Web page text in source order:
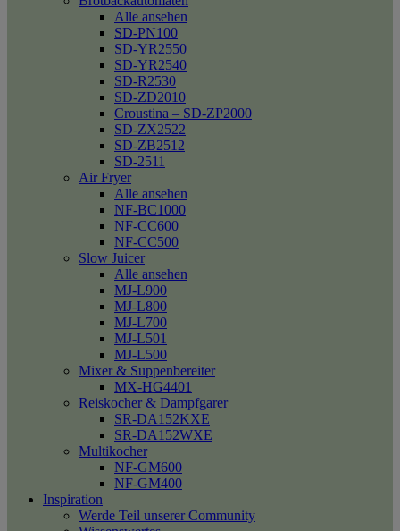
Alle ansehen
SD-PN100
SD-YR2550
SD-YR2540
SD-R2530
SD-ZD2010
Croustina – SD-ZP2000
SD-ZX2522
SD-ZB2512
SD-2511
Air Fryer
Alle ansehen
NF-BC1000
NF-CC600
NF-CC500
Slow Juicer
Alle ansehen
MJ-L900
MJ-L800
MJ-L700
MJ-L501
MJ-L500
Mixer & Suppenbereiter
MX-HG4401
Reiskocher & Dampfgarer
SR-DA152KXE
SR-DA152WXE
Multikocher
NF-GM600
NF-GM400
Inspiration
Werde Teil unserer Community